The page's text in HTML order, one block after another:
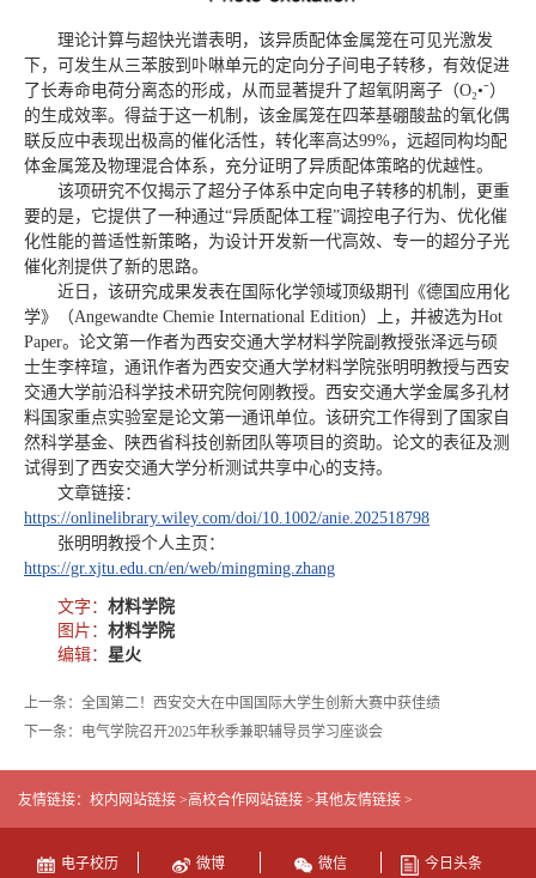
理论计算与超快光谱表明，该异质配体金属笼在可见光激发
下，可发生从三苯胺到卟啉单元的定向分子间电子转移，有效促进
了长寿命电荷分离态的形成，从而显著提升了超氧阴离子（O₂•⁻）
的生成效率。得益于这一机制，该金属笼在四苯基硼酸盐的氧化偶
联反应中表现出极高的催化活性，转化率高达99%，远超同构均配
体金属笼及物理混合体系，充分证明了异质配体策略的优越性。
该项研究不仅揭示了超分子体系中定向电子转移的机制，更重
要的是，它提供了一种通过“异质配体工程”调控电子行为、优化催
化性能的普适性新策略，为设计开发新一代高效、专一的超分子光
催化剂提供了新的思路。
近日，该研究成果发表在国际化学领域顶级期刊《德国应用化
学》（Angewandte Chemie International Edition）上，并被选为Hot
Paper。论文第一作者为西安交通大学材料学院副教授张泽远与硕
士生李梓瑄，通讯作者为西安交通大学材料学院张明明教授与西安
交通大学前沿科学技术研究院何刚教授。西安交通大学金属多孔材
料国家重点实验室是论文第一通讯单位。该研究工作得到了国家自
然科学基金、陕西省科技创新团队等项目的资助。论文的表征及测
试得到了西安交通大学分析测试共享中心的支持。
文章链接：
https://onlinelibrary.wiley.com/doi/10.1002/anie.202518798
张明明教授个人主页：
https://gr.xjtu.edu.cn/en/web/mingming.zhang
文字： 材料学院
图片： 材料学院
编辑： 星火
上一条：全国第二！西安交大在中国国际大学生创新大赛中获佳绩
下一条：电气学院召开2025年秋季兼职辅导员学习座谈会
友情链接： 校内网站链接 >高校合作网站链接 >其他友情链接 >
电子校历 微博 微信 今日头条